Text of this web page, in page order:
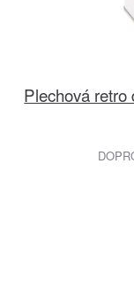
Plechová retro